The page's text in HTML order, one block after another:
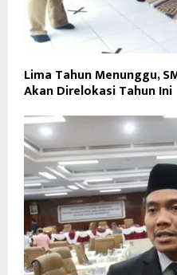
Lima Tahun Menunggu,
Akan Direlokasi Tahun Ini